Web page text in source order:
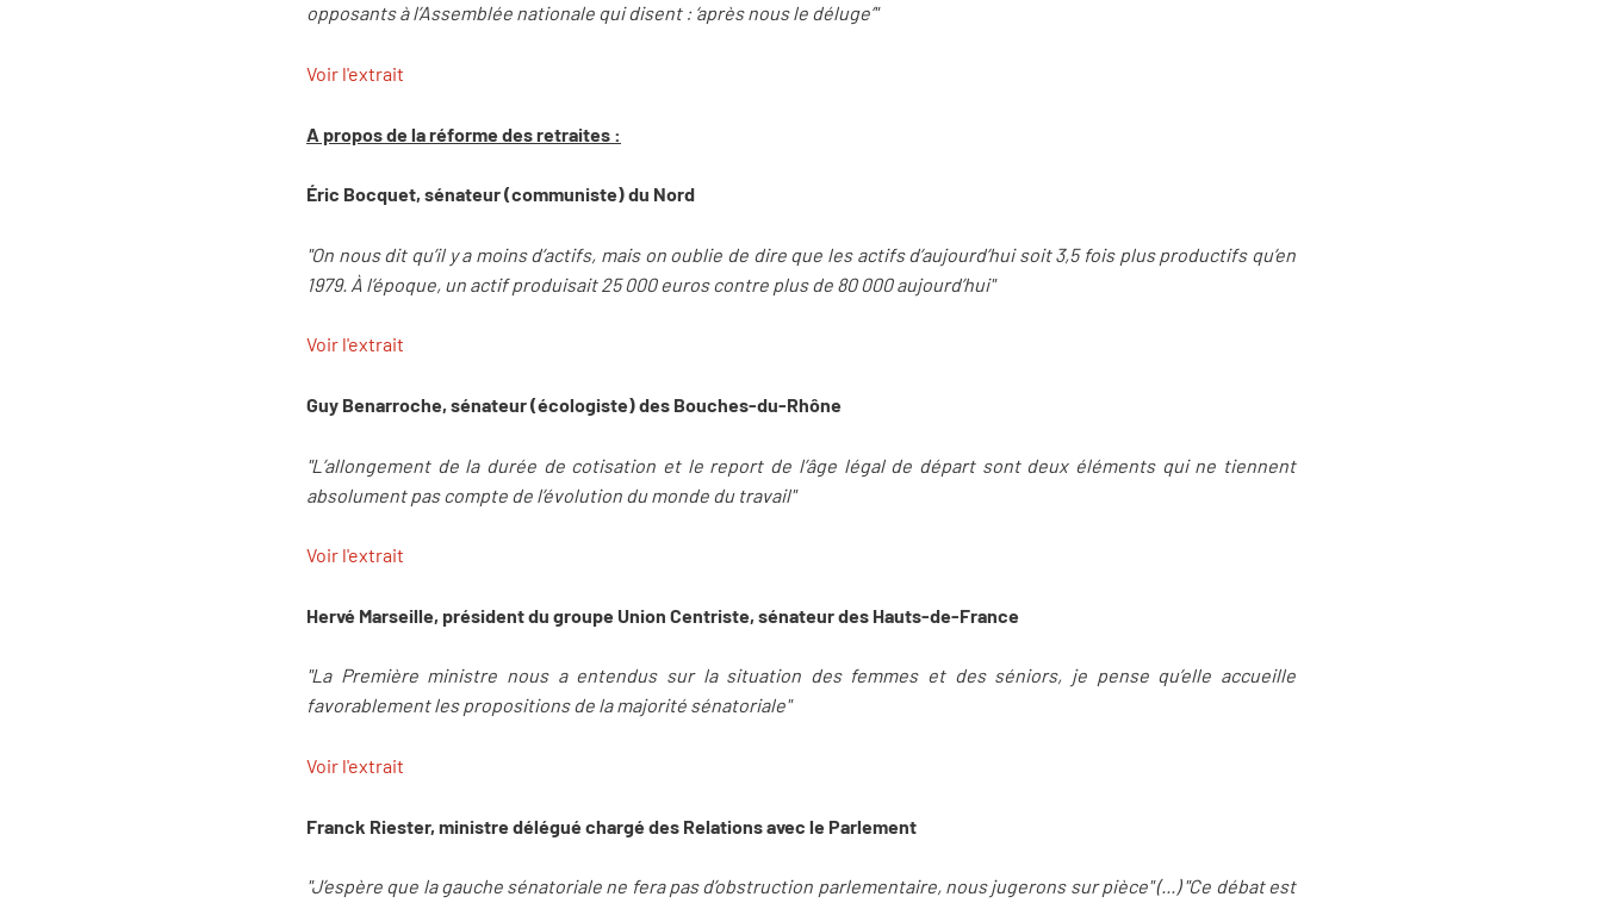
opposants à l’Assemblée nationale qui disent : ‘après nous le déluge’"
Voir l'extrait
A propos de la réforme des retraites :
Éric Bocquet, sénateur (communiste) du Nord
"On nous dit qu’il y a moins d’actifs, mais on oublie de dire que les actifs d’aujourd’hui soit 3,5 fois plus productifs qu’en
1979. À l’époque, un actif produisait 25 000 euros contre plus de 80 000 aujourd’hui"
Voir l'extrait
Guy Benarroche, sénateur (écologiste) des Bouches-du-Rhône
"L’allongement de la durée de cotisation et le report de l’âge légal de départ sont deux éléments qui ne tiennent
absolument pas compte de l’évolution du monde du travail"
Voir l'extrait
Hervé Marseille, président du groupe Union Centriste, sénateur des Hauts-de-France
"La Première ministre nous a entendus sur la situation des femmes et des séniors, je pense qu’elle accueille
favorablement les propositions de la majorité sénatoriale"
Voir l'extrait
Franck Riester, ministre délégué chargé des Relations avec le Parlement
"J’espère que la gauche sénatoriale ne fera pas d’obstruction parlementaire, nous jugerons sur pièce" (...) "Ce débat est